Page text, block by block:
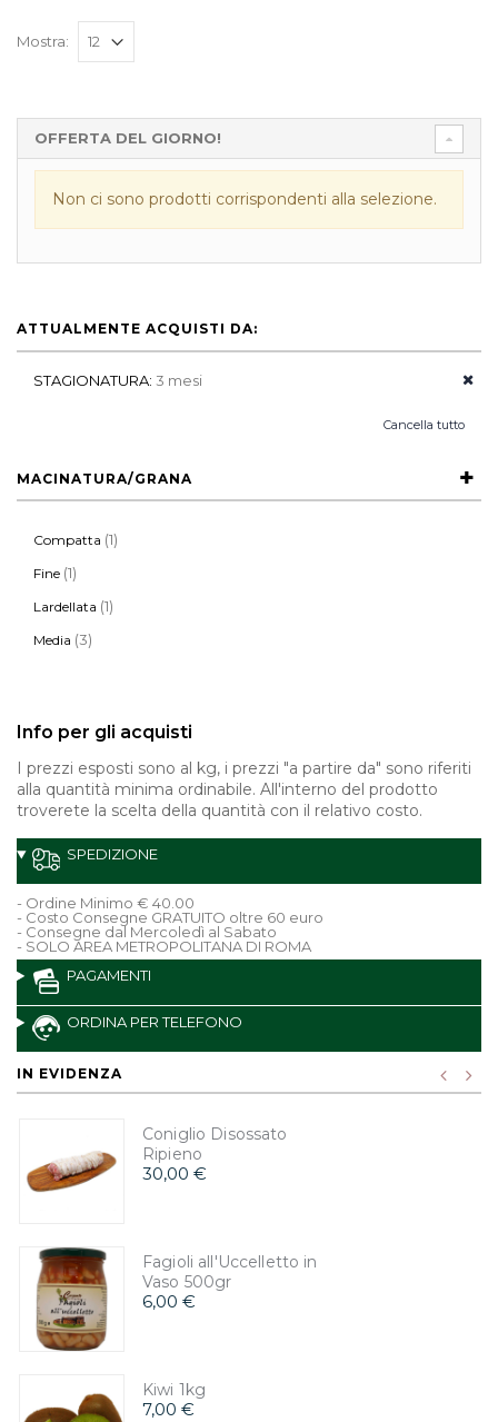
Mostra:
OFFERTA DEL GIORNO!
Non ci sono prodotti corrispondenti alla selezione.
ATTUALMENTE ACQUISTI DA:
STAGIONATURA: 3 mesi
Cancella tutto
MACINATURA/GRANA
Compatta (1)
Fine (1)
Lardellata (1)
Media (3)
Info per gli acquisti
I prezzi esposti sono al kg, i prezzi "a partire da" sono riferiti
alla quantità minima ordinabile. All'interno del prodotto
troverete la scelta della quantità con il relativo costo.
SPEDIZIONE
- Ordine Minimo € 40.00
- Costo Consegne GRATUITO oltre 60 euro
- Consegne dal Mercoledì al Sabato
- SOLO AREA METROPOLITANA DI ROMA
PAGAMENTI
ORDINA PER TELEFONO
IN EVIDENZA
Coniglio Disossato
Ripieno
30,00 €
Fagioli all'Uccelletto in
Vaso 500gr
6,00 €
Kiwi 1kg
7,00 €